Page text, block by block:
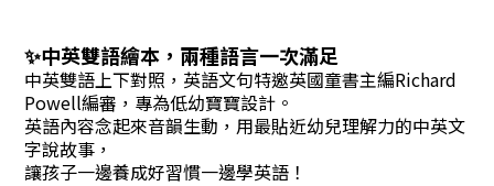
✨中英雙語繪本，兩種語言一次滿足
中英雙語上下對照，英語文句特邀英國童書主編Richard
Powell編審，專為低幼寶寶設計。
英語內容念起來音韻生動，用最貼近幼兒理解力的中英文
字說故事，
讓孩子一邊養成好習慣一邊學英語！